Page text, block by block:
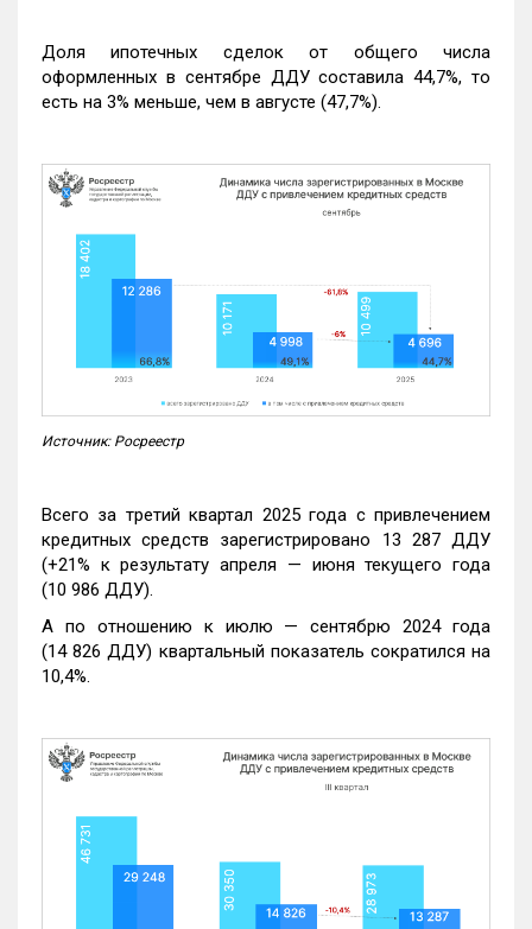
Доля ипотечных сделок от общего числа
оформленных в сентябре ДДУ составила 44,7%, то
есть на 3% меньше, чем в августе (47,7%).
Источник: Росреестр
Всего за третий квартал 2025 года с привлечением
кредитных средств зарегистрировано 13 287 ДДУ
(+21% к результату апреля — июня текущего года
(10 986 ДДУ).
А по отношению к июлю — сентябрю 2024 года
(14 826 ДДУ) квартальный показатель сократился на
10,4%.